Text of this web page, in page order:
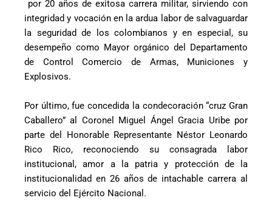
por 20 años de exitosa carrera militar, sirviendo con
integridad y vocación en la ardua labor de salvaguardar
la seguridad de los colombianos y en especial, su
desempeño como Mayor orgánico del Departamento
de Control Comercio de Armas, Municiones y
Explosivos.
Por último, fue concedida la condecoración “cruz Gran
Caballero” al Coronel Miguel Ángel Gracia Uribe por
parte del Honorable Representante Néstor Leonardo
Rico Rico, reconociendo su consagrada labor
institucional, amor a la patria y protección de la
institucionalidad en 26 años de intachable carrera al
servicio del Ejército Nacional.